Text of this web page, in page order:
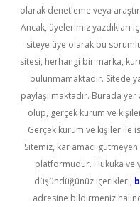
olarak denetleme veya
Ancak, üyelerimiz yazdıkları
siteye üye olarak bu
sitesi, herhangi bir marka,
bulunmamaktadır. Sitede
paylaşılmaktadır. Burada
olup, gerçek kurum ve
Gerçek kurum ve kişiler ile
Sitemiz, kar amacı
platformudur. Hukuka ve
düşündüğünüz içerikleri,
adresine bildirmeniz